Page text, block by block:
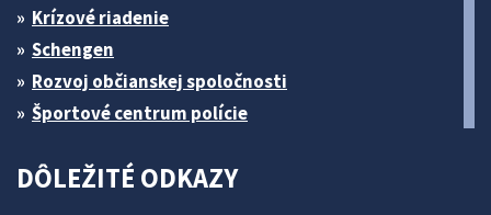
Krízové riadenie
Schengen
Rozvoj občianskej spoločnosti
Športové centrum polície
DÔLEŽITÉ ODKAZY